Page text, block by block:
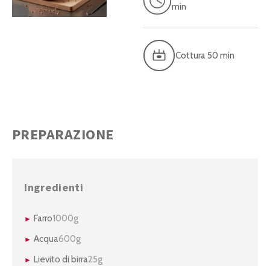
min
Cottura 50 min
PREPARAZIONE
Ingredienti
Farro1000g
Acqua600g
Lievito di birra25g